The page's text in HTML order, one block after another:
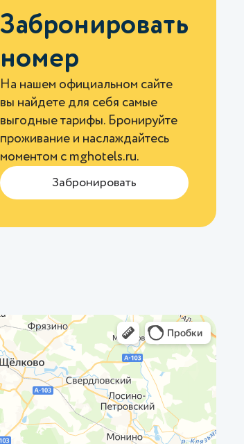
Забронировать
номер
На нашем официальном сайте
вы найдете для себя самые
выгодные тарифы. Бронируйте
проживание и наслаждайтесь
моментом с mghotels.ru.
Забронировать